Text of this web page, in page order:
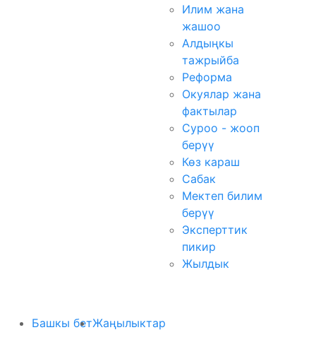
Илим жана
жашоо
Алдыңкы
тажрыйба
Реформа
Окуялар жана
фактылар
Суроо - жооп
берүү
Көз караш
Сабак
Мектеп билим
берүү
Эксперттик
пикир
Жылдык
Башкы бетЖаңылыктар